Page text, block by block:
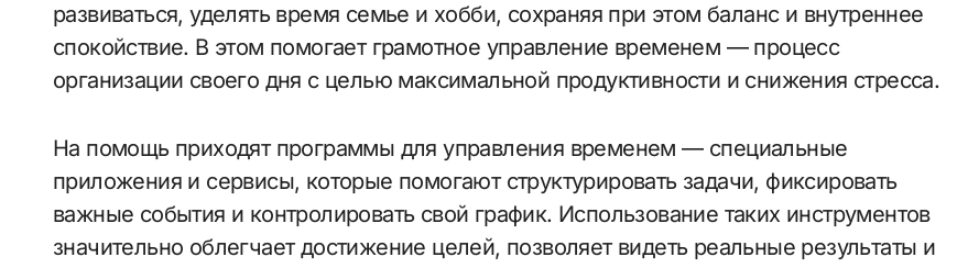
развиваться, уделять время семье и хобби, сохраняя при этом баланс и внутреннее
спокойствие. В этом помогает грамотное управление временем — процесс
организации своего дня с целью максимальной продуктивности и снижения стресса.
На помощь приходят программы для управления временем — специальные
приложения и сервисы, которые помогают структурировать задачи, фиксировать
важные события и контролировать свой график. Использование таких инструментов
значительно облегчает достижение целей, позволяет видеть реальные результаты и